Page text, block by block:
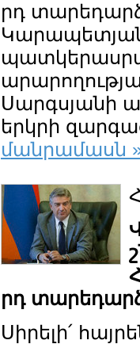
րդ
Սարգսյանի
երկրի
մանրամասն
րդ
Սիրելի՛